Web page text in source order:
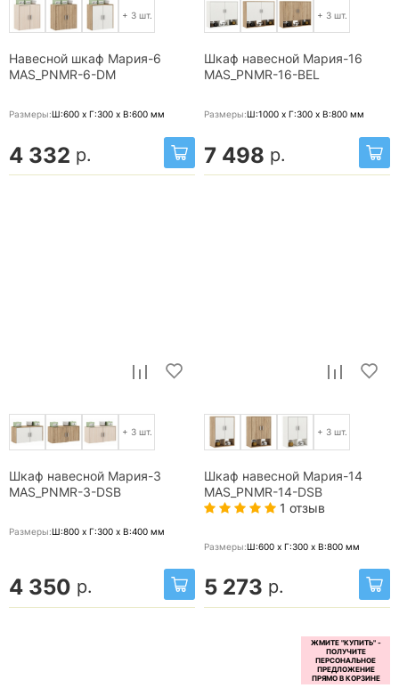
+ 3 шт.
Навесной шкаф Мария-6
MAS_PNMR-6-DM
Размеры:Ш:600 x Г:300 x В:600 мм
4 332 р.
+ 3 шт.
Шкаф навесной Мария-16
MAS_PNMR-16-BEL
Размеры:Ш:1000 x Г:300 x В:800 мм
7 498 р.
+ 3 шт.
Шкаф навесной Мария-3
MAS_PNMR-3-DSB
Размеры:Ш:800 x Г:300 x В:400 мм
4 350 р.
+ 3 шт.
Шкаф навесной Мария-14
MAS_PNMR-14-DSB
1 отзыв
Размеры:Ш:600 x Г:300 x В:800 мм
5 273 р.